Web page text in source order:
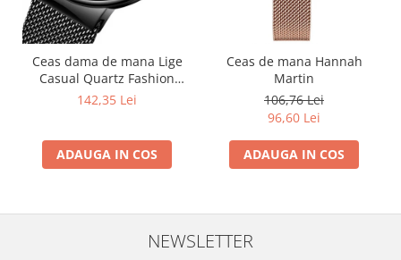
Ceas dama de mana Lige
Casual Quartz Fashion
Analog Negru
142,35 Lei
ADAUGA IN COS
Ceas de mana Hannah
Martin
106,76 Lei
96,60 Lei
ADAUGA IN COS
NEWSLETTER